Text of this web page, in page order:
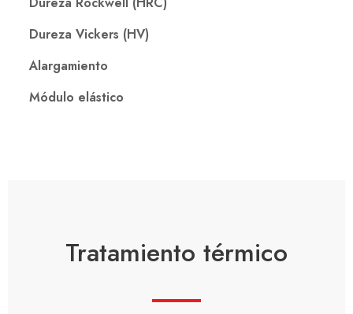
Dureza Vickers (HV)
Alargamiento
Módulo elástico
Tratamiento térmico